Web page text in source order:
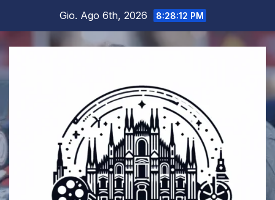
contenuto
Gio. Ago 6th, 2026 8:28:13 PM